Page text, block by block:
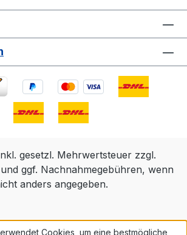
gesetzl. Mehrwertsteuer zzgl.
ggf. Nachnahmegebühren, wenn
anders angegeben.
Cookies, um eine bestmögliche